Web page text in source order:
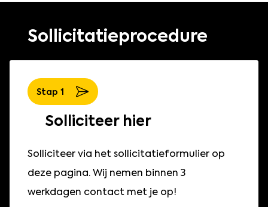
Sollicitatieprocedure
Stap 1
Solliciteer hier
Solliciteer via het sollicitatieformulier op
deze pagina. Wij nemen binnen 3
werkdagen contact met je op!